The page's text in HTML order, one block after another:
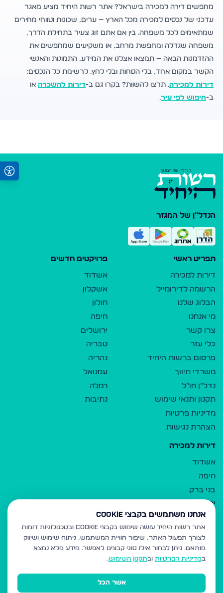
מחפשים דירה למכירה בישראל? אתר רשות היחיד מציע מאגר
עדכני של נכסים למכירה מכל הארץ — ערים, שכונות וטווחי מחירים
שמתאימים לכל משפחה. בין אם אתם זוג צעיר בתחילת הדרך,
משפחה שגדלה ומחפשת מרחב, או משקיעים שמחפשים את
ההזדמנות הבאה — תמצאו אצלנו את המידע, התמונות והאנשי
הקשר במקום אחד, בלי הסחות ובלי לחץ. לרשימת כל הנכסים:
דירות למכירה. תרצו להשוות? בקרו גם ב-דירות להשכרה או
ב-חיפוש לפי עיר.
הנדל"ן של המגזר
תפריט ראשי
דירות למכירה
הרשמה לדירומייל
הבלוג שלנו
מי אנחנו
צרו קשר
כלי עזר
פרסום ברשות היחיד
משרדי תיווך
נדל"ן חו"ל
תקנון ותנאי שימוש
מדיניות פרטיות
הצהרת נגישות
פרויקטים חדשים
אשדוד
אשקלון
חולון
חיפה
ירושלים
טבריה
נהריה
עמנואל
רמלה
נתיבות
דירות למכירה
אשדוד
חיפה
בני ברק
ירושלים
אלעד
גבעת זאב
בית שמש
רכסים
מודיעין עילית
אנחנו משתמשים בקבצי Cookie
אתר רשות היחיד עושה שימוש בקבצי Cookie ובטכנולוגיות דומות
לצורך תפעול האתר, שיפור חוויית המשתמש, ניתוח שימוש ושיווק
מותאם. ניתן לבחור אילו סוגי קבצים לאפשר. מידע מלא נמצא
במדיניות הפרטיות ובתקנון השימוש.
אשר הכל